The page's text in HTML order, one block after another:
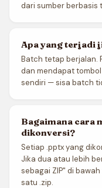
dari sumber berbasis
Apa yang terjadi
Batch tetap berjalan.
dan mendapat
sendiri — sisa batch
Bagaimana cara
dikonversi?
Setiap .pptx yang
Jika dua atau lebih
sebagai ZIP" di
satu .zip.